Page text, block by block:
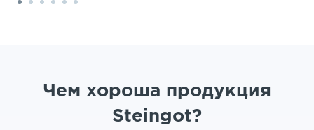
Чем хороша продукция
Steingot?